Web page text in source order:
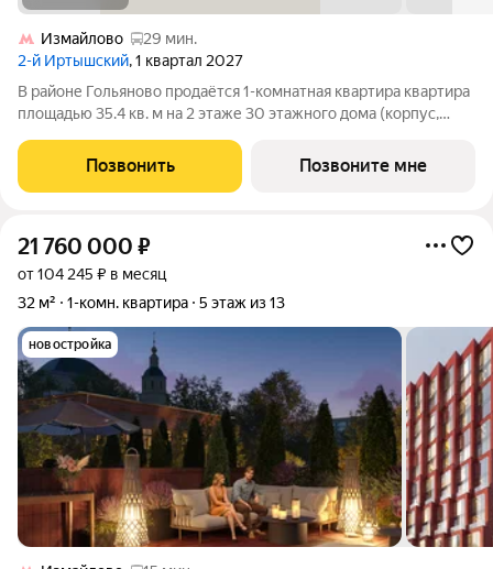
Измайлово
29 мин.
2-й Иртышский, 1 квартал 2027
В районе Гольяново продаётся 1-комнатная квартира квартира
площадью 35.4 кв. м на 2 этаже 30 этажного дома (корпус,
расположение 25 минут пешком до станции метро
«Черкизовская» 14 минут на автомобиле до
Позвонить Позвоните мне
21 760 000 ₽
от 104 245 ₽ в месяц
32 м²
1-комн. квартира 5 этаж из 13
новостройка